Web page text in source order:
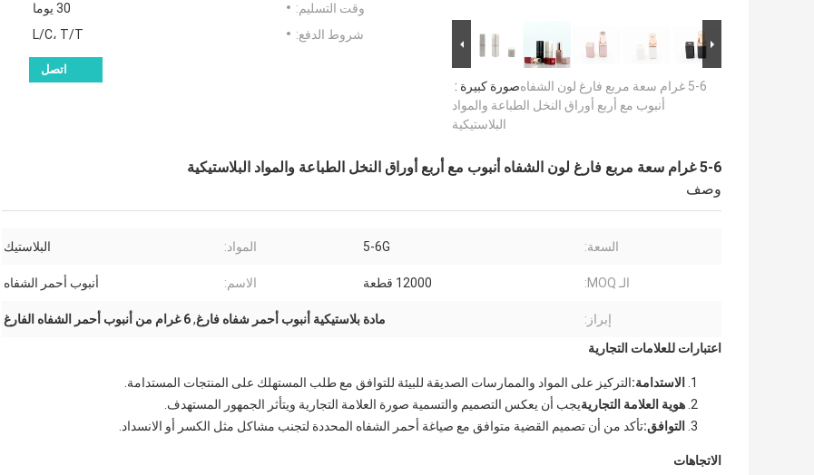
صورة كبيرة :5-6 غرام سعة مربع فارغ لون الشفاه
أنبوب مع أربع أوراق النخل الطباعة والمواد
البلاستيكية
وقت التسليم:
30 يوما
شروط الدفع:
L/C، T/T
اتصل
5-6 غرام سعة مربع فارغ لون الشفاه أنبوب مع أربع أوراق النخل الطباعة والمواد البلاستيكية
وصف
السعة: 5-6G المواد: البلاستيك
الـ MOQ: 12000 قطعة الاسم: أنبوب أحمر الشفاه
إبراز: مادة بلاستيكية أنبوب أحمر شفاه فارغ,6 غرام من أنبوب أحمر الشفاه الفارغ
اعتبارات للعلامات التجارية
الاستدامة:التركيز على المواد والممارسات الصديقة للبيئة للتوافق مع طلب المستهلك على المنتجات المستدامة.
هوية العلامة التجاريةيجب أن يعكس التصميم والتسمية صورة العلامة التجارية ويتأثر الجمهور المستهدف.
التوافق:تأكد من أن تصميم القضية متوافق مع صياغة أحمر الشفاه المحددة لتجنب مشاكل مثل الكسر أو الانسداد.
الاتجاهات